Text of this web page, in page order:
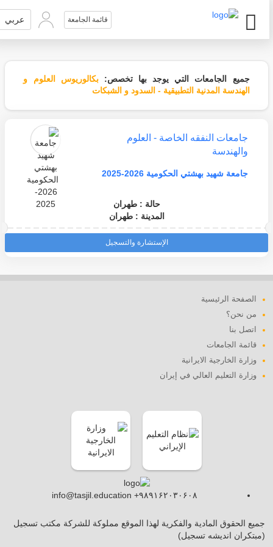
قائمة الجامعة عربي
جميع الجامعات التي يوجد بها تخصص:
بكالوريوس العلوم و
الهندسة المدنية التطبيقية - السدود و الشبكات
جامعات النفقه الخاصة - العلوم
والهندسة
جامعة شهيد بهشتي الحكومية 2026-2025
حالة : طهران
المدينة : طهران
الإستشارة والتسجيل
الصفحة الرئيسية
من نحن؟
اتصل بنا
قائمة الجامعات
وزارة الخارجية الايرانية
وزارة التعليم العالي في إيران
info@tasjil.education +۹۸۹۱۶۲۰۳۰۶۰۸
جميع الحقوق المادية والفكرية لهذا الموقع مملوكة للشركة مكتب تسجيل
(مبتکران اندیشه تسجیل)